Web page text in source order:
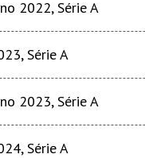
2022, Série A
Série A
2023, Série A
Série A